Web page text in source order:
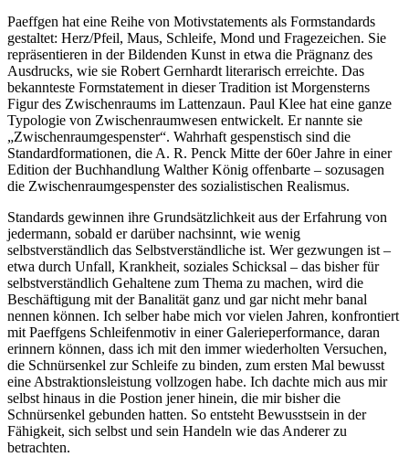
Paeffgen hat eine Reihe von Motivstatements als Formstandards
gestaltet: Herz/Pfeil, Maus, Schleife, Mond und Fragezeichen. Sie
repräsentieren in der Bildenden Kunst in etwa die Prägnanz des
Ausdrucks, wie sie Robert Gernhardt literarisch erreichte. Das
bekannteste Formstatement in dieser Tradition ist Morgensterns
Figur des Zwischenraums im Lattenzaun. Paul Klee hat eine ganze
Typologie von Zwischenraumwesen entwickelt. Er nannte sie
„Zwischenraumgespenster“. Wahrhaft gespenstisch sind die
Standardformationen, die A. R. Penck Mitte der 60er Jahre in einer
Edition der Buchhandlung Walther König offenbarte – sozusagen
die Zwischenraumgespenster des sozialistischen Realismus.
Standards gewinnen ihre Grundsätzlichkeit aus der Erfahrung von
jedermann, sobald er darüber nachsinnt, wie wenig
selbstverständlich das Selbstverständliche ist. Wer gezwungen ist –
etwa durch Unfall, Krankheit, soziales Schicksal – das bisher für
selbstverständlich Gehaltene zum Thema zu machen, wird die
Beschäftigung mit der Banalität ganz und gar nicht mehr banal
nennen können. Ich selber habe mich vor vielen Jahren, konfrontiert
mit Paeffgens Schleifenmotiv in einer Galerieperformance, daran
erinnern können, dass ich mit den immer wiederholten Versuchen,
die Schnürsenkel zur Schleife zu binden, zum ersten Mal bewusst
eine Abstraktionsleistung vollzogen habe. Ich dachte mich aus mir
selbst hinaus in die Postion jener hinein, die mir bisher die
Schnürsenkel gebunden hatten. So entsteht Bewusstsein in der
Fähigkeit, sich selbst und sein Handeln wie das Anderer zu
betrachten.